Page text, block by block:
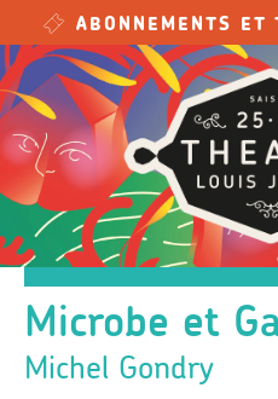
Skip to main content
ABONNEMENTS
Microbe et
Michel Gondry